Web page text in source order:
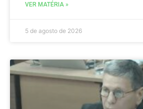
VER MATÉRIA »
5 de agosto de 2026